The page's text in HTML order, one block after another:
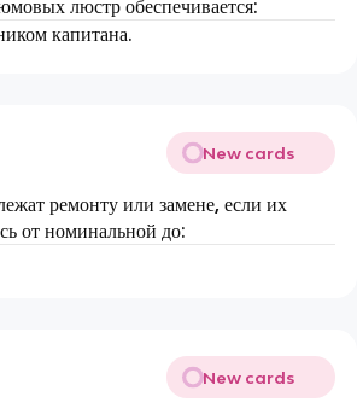
люстр обеспечивается:
капитана.
New cards
ремонту или замене, если их
от номинальной до:
New cards